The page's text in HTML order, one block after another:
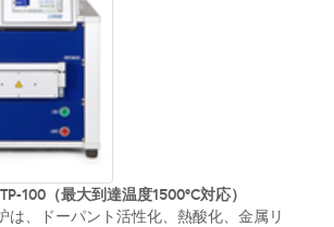
100（最大到達温度1500°C対応）
は、ドーパント活性化、熱酸化、金属リ